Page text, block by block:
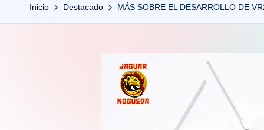
Inicio Destacado MÁS SOBRE EL DESARROLLO DE